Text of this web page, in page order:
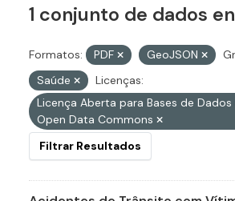
1 conjunto de dados
Formatos: PDF GeoJSON
Saúde
Licenças:
Licença Aberta para Bases de Dados
Open Data Commons
Filtrar Resultados